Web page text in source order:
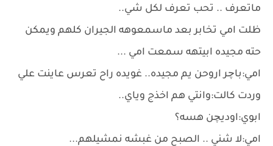
ماتعرف .. تحب تعرف لكل شي..
ظلت امي تخابر بعد ماسمعوهه الجيران كلهم ويمكن
حته مجيده ابيتهه سمعت امي ...
امي:باچر اروحن يم مجيده.. غويده راح تعرس عاينت علي
وردت كالت:وانتي هم اخذج وياي..
ابوي:اوديچن هسه؟
امي:لا شني .. الصبح من غبشه نمشيلهم...